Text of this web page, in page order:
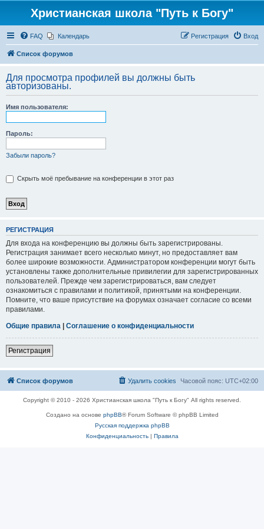
Христианская школа "Путь к Богу"
FAQ Календарь Вход
Регистрация
Список форумов
Для просмотра профилей вы должны быть
авторизованы.
Имя пользователя:
Пароль:
Забыли пароль?
Скрыть моё пребывание на конференции в этот раз
РЕГИСТРАЦИЯ
Для входа на конференцию вы должны быть зарегистрированы.
Регистрация занимает всего несколько минут, но предоставляет вам
более широкие возможности. Администратором конференции могут быть
установлены также дополнительные привилегии для зарегистрированных
пользователей. Прежде чем зарегистрироваться, вам следует
ознакомиться с правилами и политикой, принятыми на конференции.
Помните, что ваше присутствие на форумах означает согласие со всеми
правилами.
Общие правила
Соглашение о конфиденциальности
Регистрация
Список форумов Часовой пояс: UTC+02:00
Удалить cookies
Copyright © 2010 - 2026 Христианская школа "Путь к Богу" All rights reserved.
Создано на основе phpBB® Forum Software © phpBB Limited
Русская поддержка phpBB
Конфиденциальность| Правила